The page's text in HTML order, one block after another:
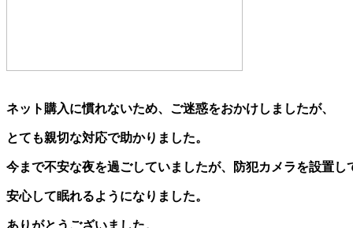
ネット購入に慣れないため、ご迷惑をおかけしましたが、
とても親切な対応で助かりました。
今まで不安な夜を過ごしていましたが、防犯カメラを設置し
安心して眠れるようになりました。
ありがとうございました。